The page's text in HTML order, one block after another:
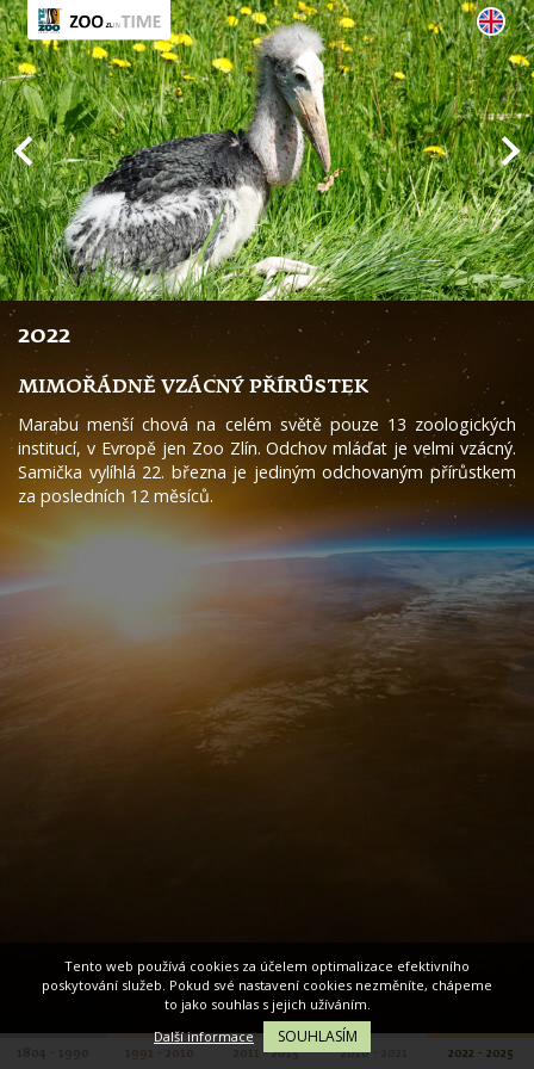
2022
MIMOŘÁDNĚ VZÁCNÝ PŘÍRŮSTEK
Marabu menší chová na celém světě pouze 13 zoologických
institucí, v Evropě jen Zoo Zlín. Odchov mláďat je velmi vzácný.
Samička vylíhlá 22. března je jediným odchovaným přírůstkem
za posledních 12 měsíců.
2011 - 2015 2016 - 2021 2022 - 2025
Tento web používá cookies za účelem optimalizace efektivního
poskytování služeb. Pokud své nastavení cookies nezměníte, chápeme
to jako souhlas s jejich užíváním.
Další informace
SOUHLASÍM